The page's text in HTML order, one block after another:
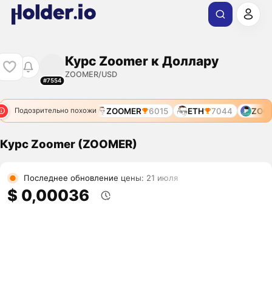
#7554
Курс Zoomer к Доллару
ZOOMER/USD
Подозрительно похожи ZOOMER 6015 ETH 7044
Курс Zoomer (ZOOMER)
Последнее обновление цены: 21 июля
$ 0,00036